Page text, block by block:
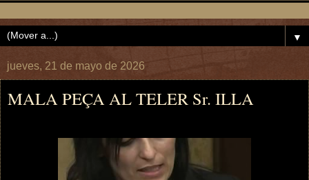
▼
jueves, 21 de mayo de 2026
MALA PEÇA AL TELER Sr. ILLA